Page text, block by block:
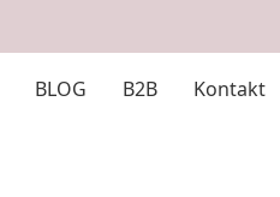
BLOG B2B Kontakt